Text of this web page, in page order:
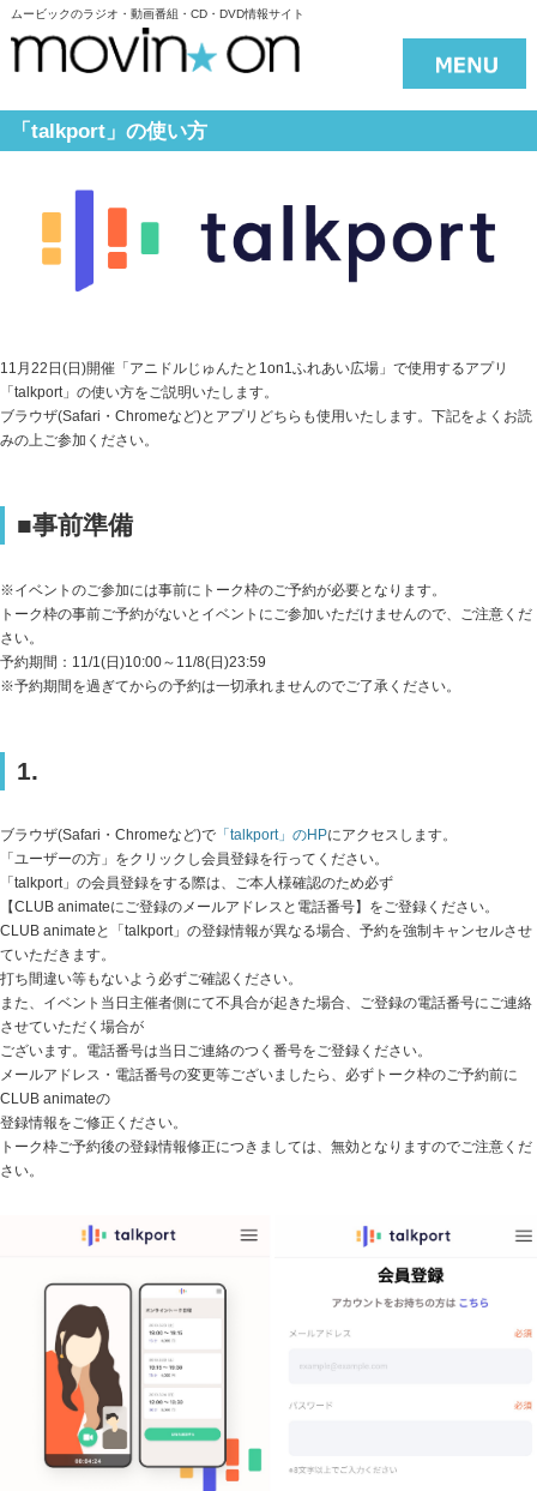
ムービックのラジオ・動画番組・CD・DVD情報サイト
「talkport」の使い方
11月22日(日)開催「アニドルじゅんたと1on1ふれあい広場」で使用するアプリ
「talkport」の使い方をご説明いたします。
ブラウザ(Safari・Chromeなど)とアプリどちらも使用いたします。下記をよくお読
みの上ご参加ください。
■事前準備
※イベントのご参加には事前にトーク枠のご予約が必要となります。
トーク枠の事前ご予約がないとイベントにご参加いただけませんので、ご注意くだ
さい。
予約期間：11/1(日)10:00～11/8(日)23:59
※予約期間を過ぎてからの予約は一切承れませんのでご了承ください。
1.
ブラウザ(Safari・Chromeなど)で 「talkport」のHPにアクセスします。
「ユーザーの方」をクリックし会員登録を行ってください。
「talkport」の会員登録をする際は、ご本人様確認のため必ず
【CLUB animateにご登録のメールアドレスと電話番号】をご登録ください。
CLUB animateと「talkport」の登録情報が異なる場合、予約を強制キャンセルさせ
ていただきます。
打ち間違い等もないよう必ずご確認ください。
また、イベント当日主催者側にて不具合が起きた場合、ご登録の電話番号にご連絡
させていただく場合が
ございます。電話番号は当日ご連絡のつく番号をご登録ください。
メールアドレス・電話番号の変更等ございましたら、必ずトーク枠のご予約前に
CLUB animateの
登録情報をご修正ください。
トーク枠ご予約後の登録情報修正につきましては、無効となりますのでご注意くだ
さい。